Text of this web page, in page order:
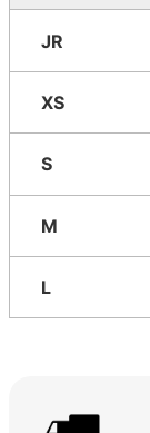
JR
XS
S
M
L